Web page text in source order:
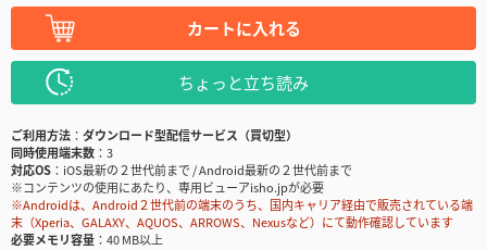
カートに入れる
ちょっと立ち読み
ご利用方法
ダウンロード型配信サービス（買切型）
同時使用端末数
3
対応OS
iOS最新の２世代前まで / Android最新の２世代前まで
※コンテンツの使用にあたり、専用ビューアisho.jpが必要
※Androidは、Android２世代前の端末のうち、国内キャリア経由で販売されている端
末（Xperia、GALAXY、AQUOS、ARROWS、Nexusなど）にて動作確認しています
必要メモリ容量
40 MB以上